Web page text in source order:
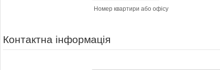
Номер квартири або офісу
Контактна інформація